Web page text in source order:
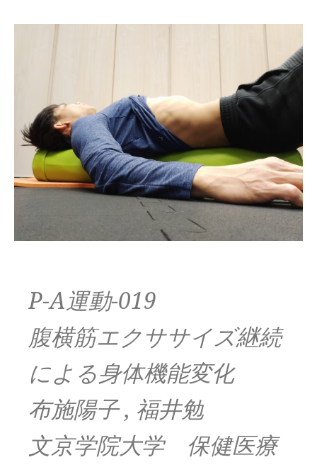
P-A運動-019
腹横筋エクササイズ継続
による身体機能変化
布施陽子 , 福井勉
文京学院大学 保健医療